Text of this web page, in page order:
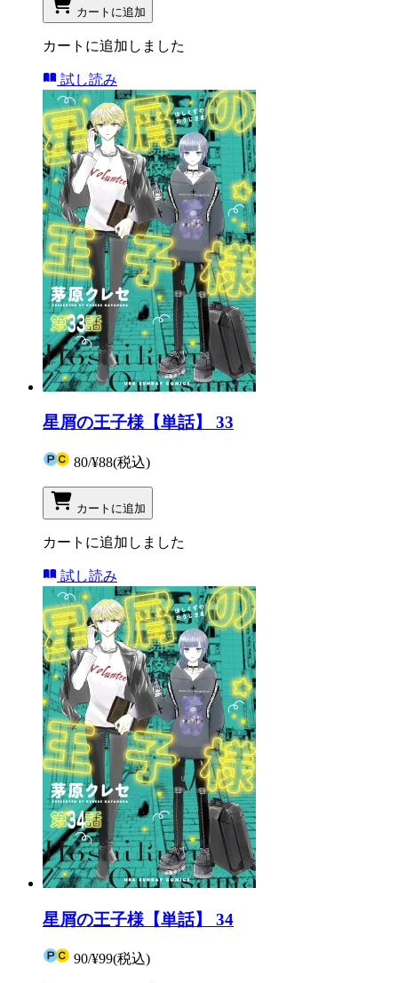
カートに追加
カートに追加しました
試し読み
星屑の王子様【単話】 33
80/¥88(税込)
カートに追加
カートに追加しました
試し読み
星屑の王子様【単話】 34
90/¥99(税込)